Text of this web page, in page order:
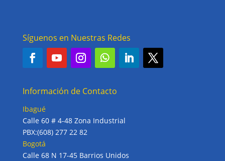
Síguenos en Nuestras Redes
Información de Contacto
Ibagué
Calle 60 # 4-48 Zona Industrial
PBX:(608) 277 22 82
Bogotá
Calle 68 N 17-45 Barrios Unidos